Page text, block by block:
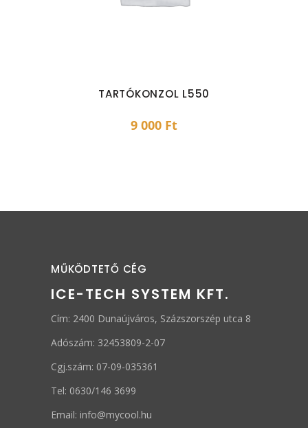
TARTÓKONZOL L550
9 000 Ft
MŰKÖDTETŐ CÉG
ICE-TECH SYSTEM KFT.
Cím: 2400 Dunaújváros, Százszorszép utca 8
Adószám: 32453809-2-07
Cgj.szám: 07-09-035361
Tel: 0630/146 3699
Email: info@mycool.hu